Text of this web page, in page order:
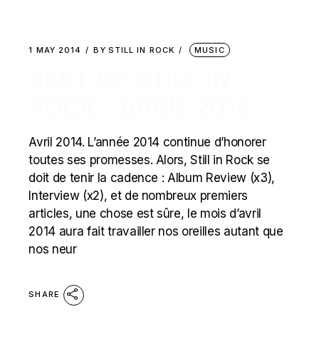
1 MAY 2014 BY STILL IN ROCK MUSIC
Avril 2014. L’année 2014 continue d’honorer
toutes ses promesses. Alors, Still in Rock se
doit de tenir la cadence : Album Review (x3),
Interview (x2), et de nombreux premiers
articles, une chose est sûre, le mois d’avril
2014 aura fait travailler nos oreilles autant que
nos neur
SHARE